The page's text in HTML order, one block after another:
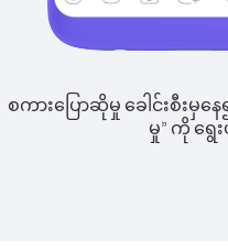
စကားပြောဆိုမှု ခေါင်းစီးမှနေ၍
မှု” ကို ရွေး